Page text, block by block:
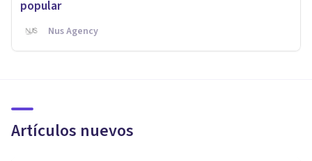
popular
Nus Agency
Artículos nuevos